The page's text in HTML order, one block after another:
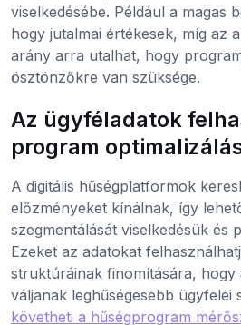
viselkedésébe. Például a magas
hogy jutalmai értékesek, míg az
arány arra utalhat, hogy
ösztönzőkre van szüksége.
Az ügyféladatok
program
A digitális hűségplatformok
előzményeket kínálnak, így
szegmentálását viselkedésük és
Ezeket az adatokat
struktúráinak finomítására,
váljanak leghűségesebb ügyfelei
követheti a hűségprogram